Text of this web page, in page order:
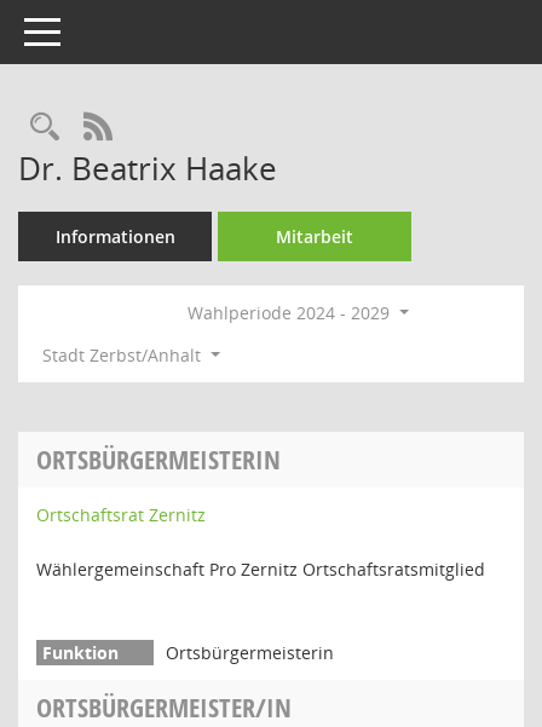
Toggle navigation
Rechercheauswahl
RSS-Feed
Dr. Beatrix Haake
Informationen Mitarbeit
Wahlperiode 2024 - 2029
Stadt Zerbst/Anhalt
ORTSBÜRGERMEISTERIN
Ortschaftsrat Zernitz
Wählergemeinschaft Pro Zernitz Ortschaftsratsmitglied
Ortsbürgermeisterin
ORTSBÜRGERMEISTER/IN